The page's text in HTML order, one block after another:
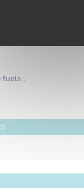
;
fuels ;